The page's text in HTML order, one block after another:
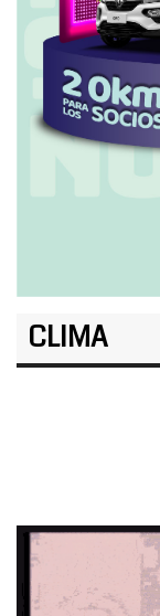
CLIMA